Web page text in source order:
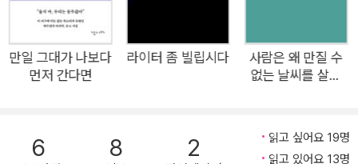
보이는 그의 신작 시집은 빙글빙글 돌아가는 LP의 음색처럼 따
뜻하고 인간적이다. 또한 원하는 곡으로 바로바로 넘어갈 수 없는
카세트테이프처럼 하나하나 차근차근 음미해주길 바라는 아름다
운 시들로 가득하다. 총 60편의 시, 60개의 곡으로 구성된 『아름
“오늘은 슬픔과 놀아주어야겠다”(「말은 말에게 가려고」)는 구절
만일 그대가 나보다
먼저 간다면
라이터 좀 빌립시다
사람은 왜 만질 수
없는 날씨를 살게
6 8 2
읽고 싶어요 19명
읽고 있어요 13명